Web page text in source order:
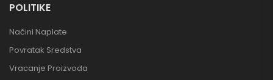
POLITIKE
Načini Naplate
Povratak Sredstva
Vracanje Proizvoda